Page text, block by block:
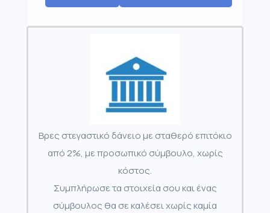
Βρες στεγαστικό δάνειο με σταθερό επιτόκιο
από 2%, με προσωπικό σύμβουλο, χωρίς
κόστος.
Συμπλήρωσε τα στοιχεία σου και ένας
σύμβουλος θα σε καλέσει χωρίς καμία